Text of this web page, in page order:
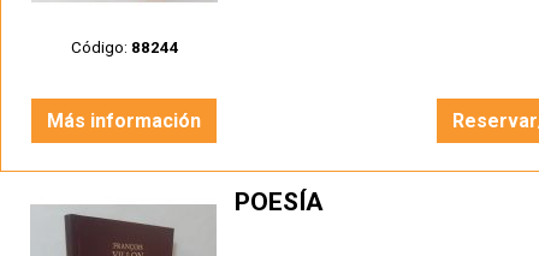
Código: 88244
Más información
POESÍA